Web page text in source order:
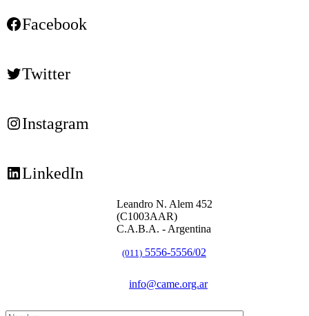
Facebook
Twitter
Instagram
LinkedIn
Leandro N. Alem 452
(C1003AAR)
C.A.B.A. - Argentina
(011) 5556-5556/02
info@came.org.ar